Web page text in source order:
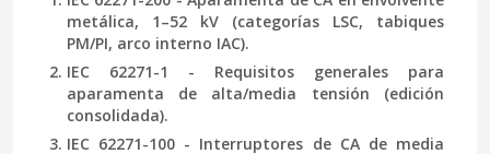
metálica, 1–52 kV (categorías LSC, tabiques
PM/PI, arco interno IAC).
IEC 62271-1
- Requisitos generales para
aparamenta de alta/media tensión (edición
consolidada).
IEC 62271-100 - Interruptores de CA de media